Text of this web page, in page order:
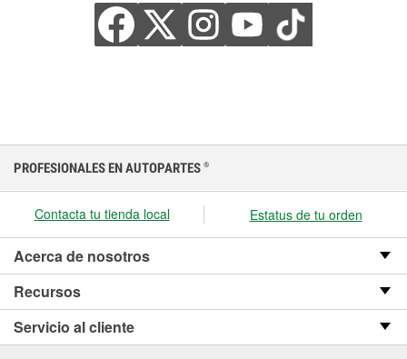
PROFESIONALES EN AUTOPARTES ®
Contacta tu tienda local Estatus de tu orden
Acerca de nosotros
Recursos
Servicio al cliente